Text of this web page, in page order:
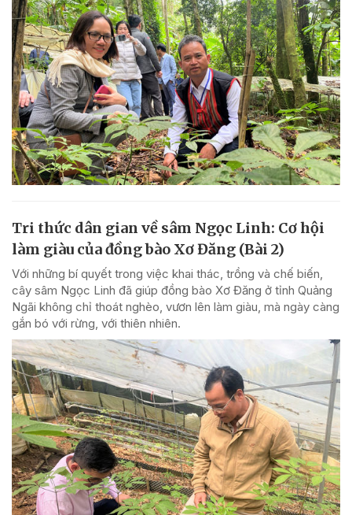
Tri thức dân gian về sâm Ngọc Linh: Cơ hội
làm giàu của đồng bào Xơ Đăng (Bài 2)
Với những bí quyết trong việc khai thác, trồng và chế biến,
cây sâm Ngọc Linh đã giúp đồng bào Xơ Đăng ở tỉnh Quảng
Ngãi không chỉ thoát nghèo, vươn lên làm giàu, mà ngày càng
gắn bó với rừng, với thiên nhiên.